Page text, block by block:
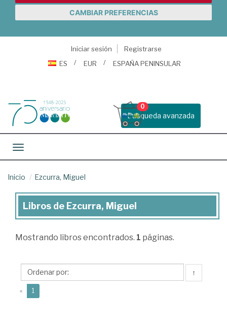
CAMBIAR PREFERENCIAS
Iniciar sesión
Registrarse
ES
EUR ESPAÑA PENINSULAR
Busqueda avanzada
0
Toggle navigation
Inicio Ezcurra, Miguel
Libros
Ezcurra,
Libros de Ezcurra, Miguel
Mostrando libros encontrados. 1 páginas.
↑
« 1